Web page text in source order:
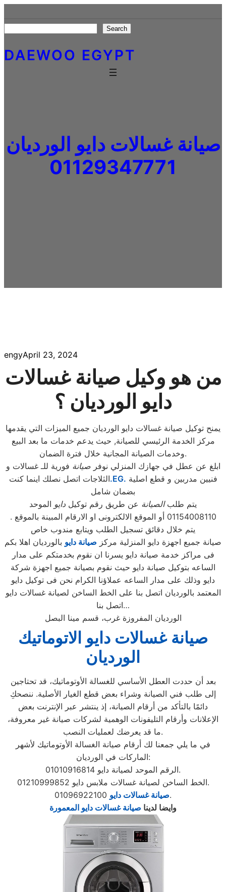
to
content
Search
DAEWOO EGYPT
صيانة غسالات دايو الورديان
01129347771
engyApril 23, 2024
من هو وكيل صيانة غسالات
دايو الورديان ؟
يمنح توكيل صيانة غسالات دايو الورديان جميع الميزات التي يقدمها
مركز الخدمة الرئيسي للصيانة, حيث يدعم خدمات ما بعد البيع
وخدمات الصيانة المجانية خلال فترة الضمان.
ابلغ عن عطل في جهازك المنزلي نوفرصيانة فورية للـ غسالات و
الثلاجات اتصل نصلك اينما كنت.EG.
بضمان شامل
يتم طلبالصيانة عن طريق رقم توكيل دايو الموحد
01154008110 أو الموقع الالكترونى او الارقام المبينة بالموقع .
يتم خلال دقائق تسجيل الطلب ويتابع مندوب خاص
صيانة جميع اجهزة دايو المنزلية مركز صيانة دايو بالورديان اهلا بكم
فى مراكز خدمة صيانة دايو يسرنا ان نقوم بخدمتكم على مدار
الساعه بتوكيل صيانة دايو حيث نقوم بصيانة جميع اجهزة شركة
دايو وذلك على مدار الساعه عملاؤنا الكرام نحن فى توكيل دايو
المعتمد بالورديان اتصل بنا على الخط الساخن لصيانة غسالات دايو
اتصل بنا…
الورديان المفروزة غرب، قسم مينا البصل
صيانة غسالات دايو الاتوماتيك
الورديان
بعد أن حددت العطل الأساسي للغسالة الأوتوماتيك، قد تحتاجين
إلى طلب فني الصيانة وشراء بعض قطع الغيار الأصلية. ننصحكِ
دائمًا بالتأكد من أرقام الصيانة، إذ ينتشر عبر الإنترنت بعض
الإعلانات وأرقام التليفونات الوهمية لشركات صيانة غير معروفة،
ما قد يعرضك لعمليات النصب.
في ما يلي جمعنا لك أرقام صيانة الغسالة الأوتوماتيك لأشهر
الماركات في الورديان:
الرقم الموحد لصيانة دايو 01010916814.
الخط الساخن لصيانة غسالات ملابس دايو 01210999852.
صيانة غسالات دايو01096922100.
وايضا لدينا صيانة غسالات دايو المعمورة